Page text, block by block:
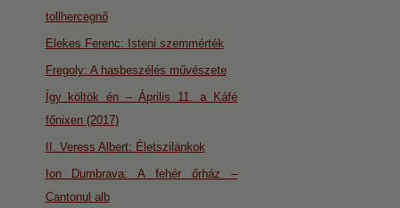
tollhercegnő
Elekes Ferenc: Isteni szemmérték
Fregoly: A hasbeszélés művészete
Így költök én – Április 11. a Káfé
főnixen (2017)
II. Veress Albert: Életszilánkok
Ion Dumbrava: A fehér őrház –
Cantonul alb